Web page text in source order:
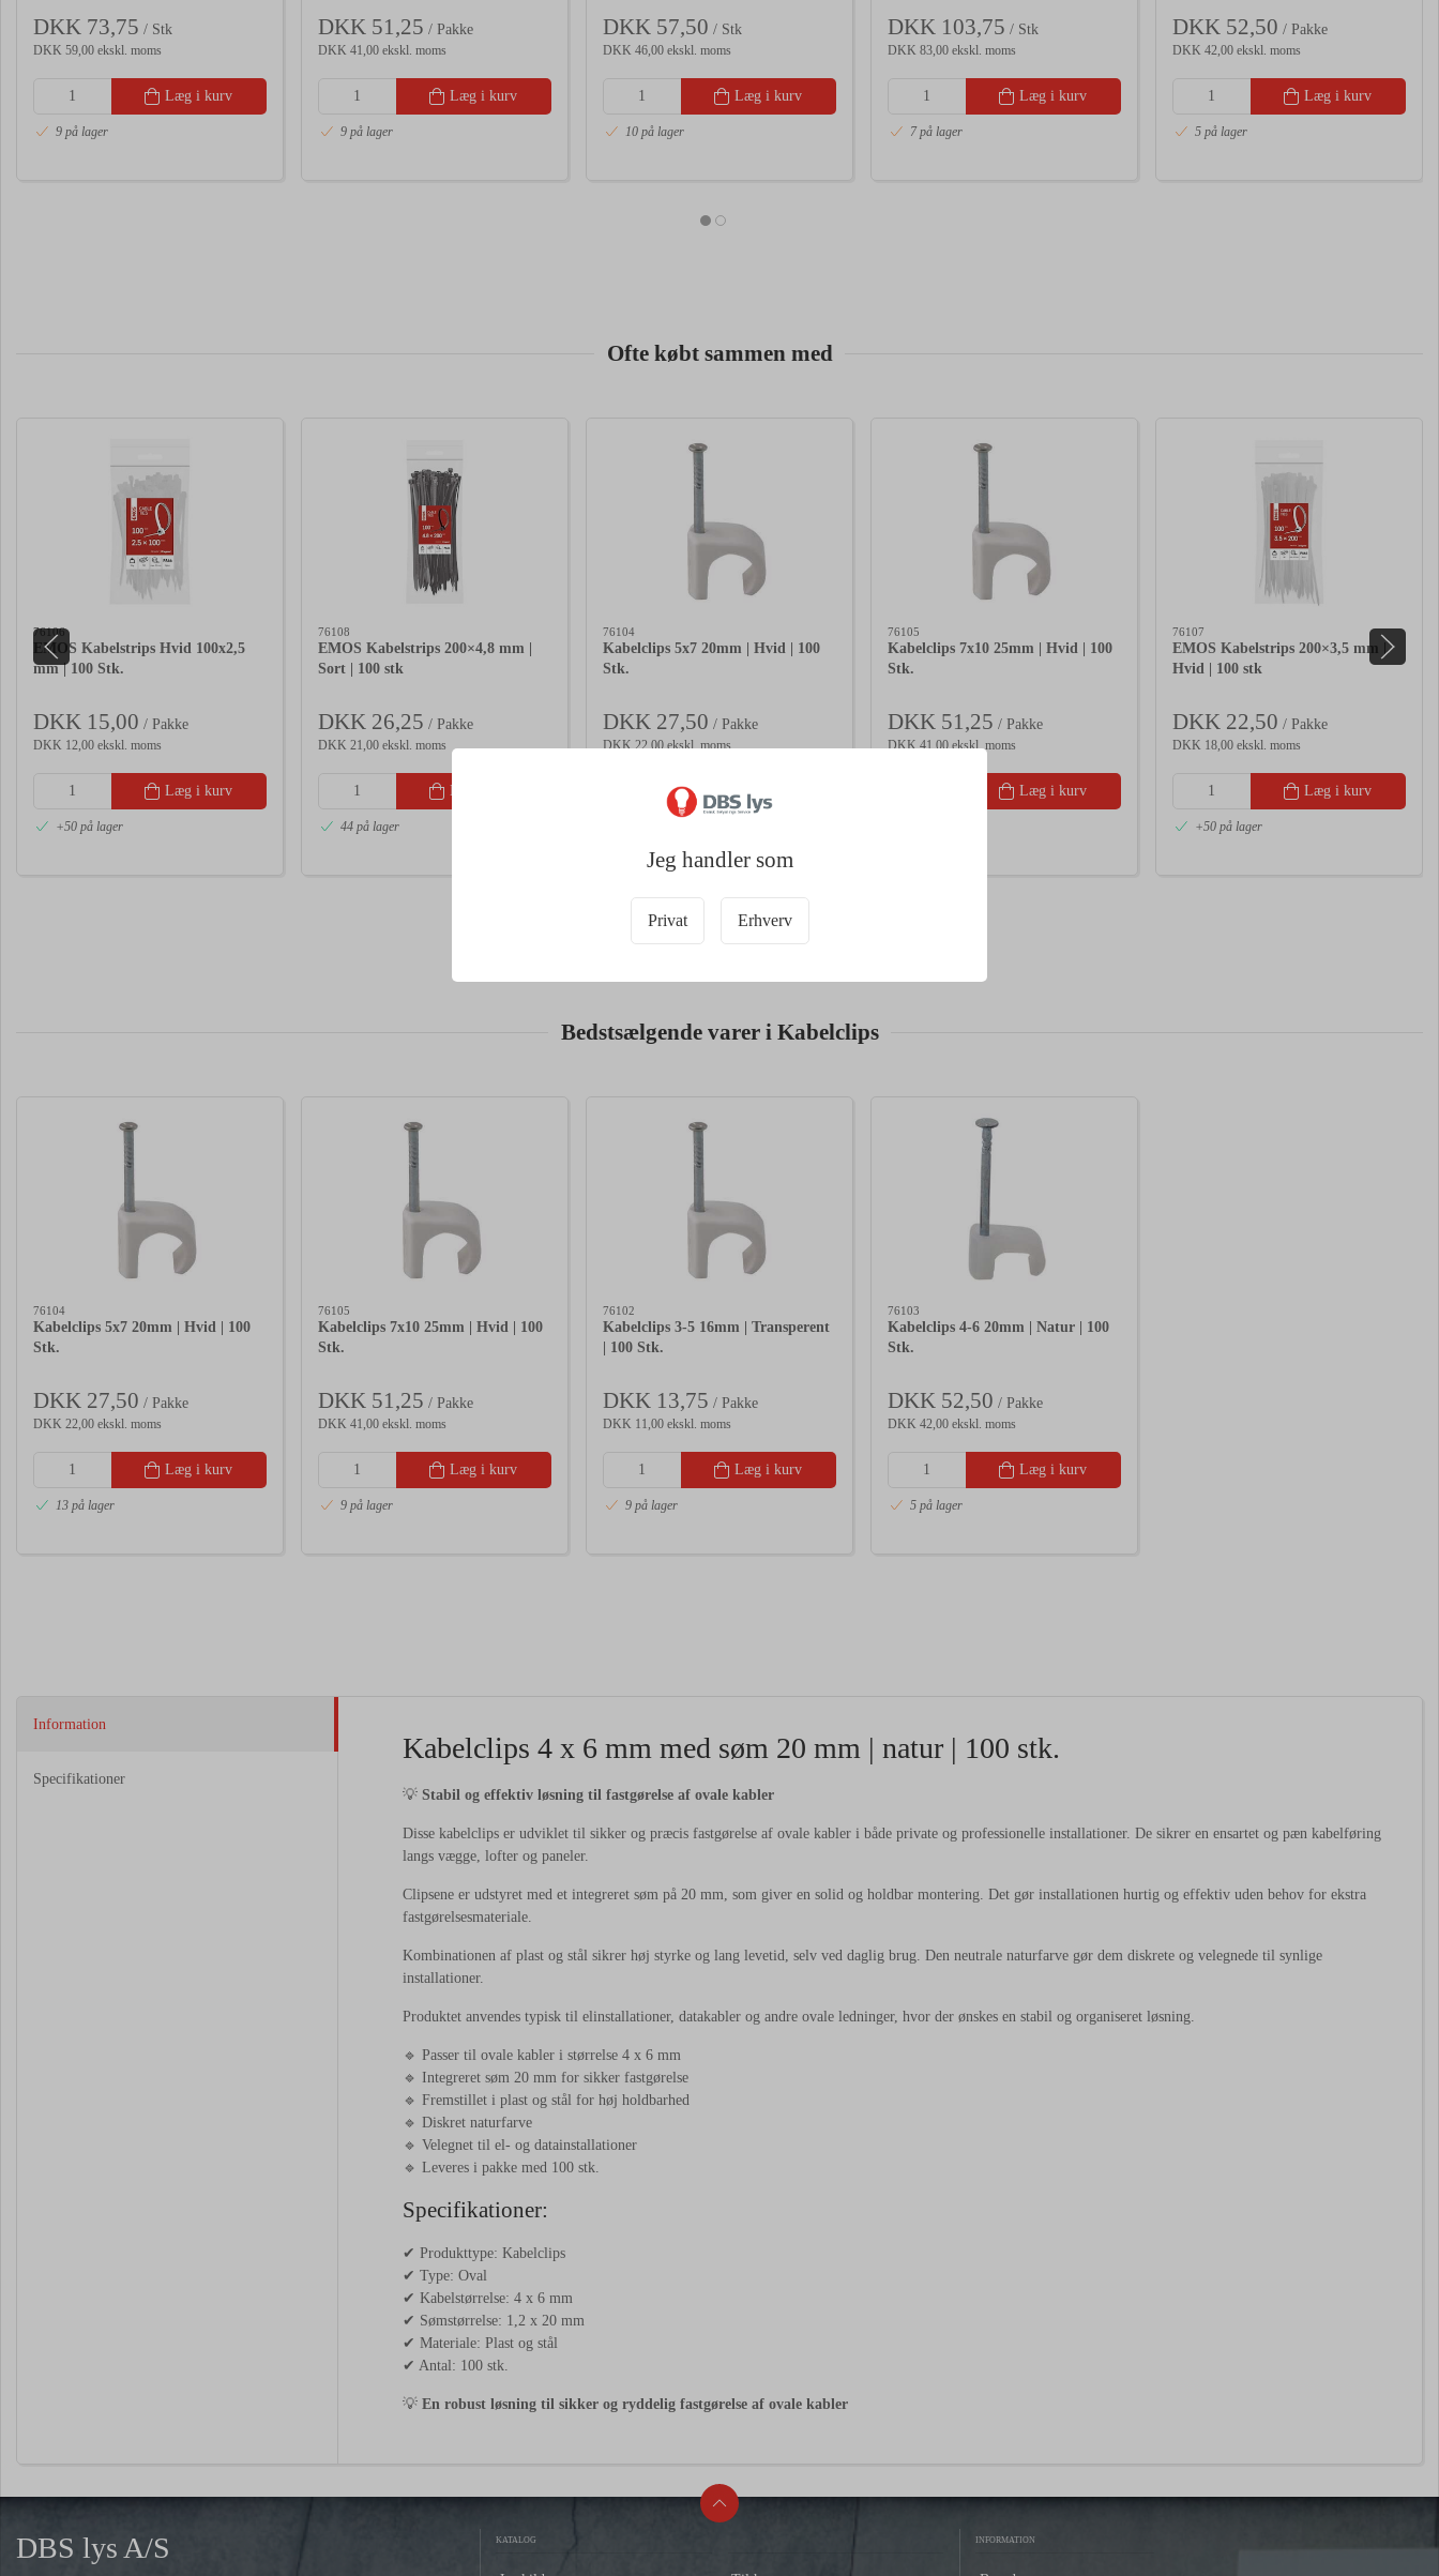
Jeg handler som
Privat Erhverv
DKK 73,75 / Stk
DKK 59,00 ekskl. moms
Læg i kurv
9 på lager
DKK 51,25 / Pakke
DKK 41,00 ekskl. moms
Læg i kurv
9 på lager
DKK 57,50 / Stk
DKK 46,00 ekskl. moms
Læg i kurv
10 på lager
DKK 103,75 / Stk
DKK 83,00 ekskl. moms
Læg i kurv
7 på lager
DKK 52,50 / Pakke
DKK 42,00 ekskl. moms
Læg i kurv
5 på lager
Ofte købt sammen med
76106
EMOS Kabelstrips Hvid 100x2,5
mm | 100 Stk.
DKK 15,00 / Pakke
DKK 12,00 ekskl. moms
Læg i kurv
+50 på lager
76108
EMOS Kabelstrips 200×4,8 mm |
Sort | 100 stk
DKK 26,25 / Pakke
DKK 21,00 ekskl. moms
Læg i kurv
44 på lager
76104
Kabelclips 5x7 20mm | Hvid | 100
Stk.
DKK 27,50 / Pakke
DKK 22,00 ekskl. moms
Læg i kurv
76105
Kabelclips 7x10 25mm | Hvid | 100
Stk.
DKK 51,25 / Pakke
DKK 41,00 ekskl. moms
Læg i kurv
76107
EMOS Kabelstrips 200×3,5 mm |
Hvid | 100 stk
DKK 22,50 / Pakke
DKK 18,00 ekskl. moms
Læg i kurv
+50 på lager
Bedstsælgende varer i Kabelclips
76104
Kabelclips 5x7 20mm | Hvid | 100
Stk.
DKK 27,50 / Pakke
DKK 22,00 ekskl. moms
Læg i kurv
13 på lager
76105
Kabelclips 7x10 25mm | Hvid | 100
Stk.
DKK 51,25 / Pakke
DKK 41,00 ekskl. moms
Læg i kurv
9 på lager
76102
Kabelclips 3-5 16mm | Transperent
| 100 Stk.
DKK 13,75 / Pakke
DKK 11,00 ekskl. moms
Læg i kurv
9 på lager
76103
Kabelclips 4-6 20mm | Natur | 100
Stk.
DKK 52,50 / Pakke
DKK 42,00 ekskl. moms
Læg i kurv
5 på lager
Information
Specifikationer
Kabelclips 4 x 6 mm med søm 20 mm | natur | 100 stk.
💡 Stabil og effektiv løsning til fastgørelse af ovale kabler
Disse kabelclips er udviklet til sikker og præcis fastgørelse af ovale kabler i både private og professionelle installationer. De sikrer en ensartet og pæn kabelføring
langs vægge, lofter og paneler.
Clipsene er udstyret med et integreret søm på 20 mm, som giver en solid og holdbar montering. Det gør installationen hurtig og effektiv uden behov for ekstra
fastgørelsesmateriale.
Kombinationen af plast og stål sikrer høj styrke og lang levetid, selv ved daglig brug. Den neutrale naturfarve gør dem diskrete og velegnede til synlige
installationer.
Produktet anvendes typisk til elinstallationer, datakabler og andre ovale ledninger, hvor der ønskes en stabil og organiseret løsning.
🔹 Passer til ovale kabler i størrelse 4 x 6 mm
🔹 Integreret søm 20 mm for sikker fastgørelse
🔹 Fremstillet i plast og stål for høj holdbarhed
🔹 Diskret naturfarve
🔹 Velegnet til el- og datainstallationer
🔹 Leveres i pakke med 100 stk.
Specifikationer:
✔ Produkttype: Kabelclips
✔ Type: Oval
✔ Kabelstørrelse: 4 x 6 mm
✔ Sømstørrelse: 1,2 x 20 mm
✔ Materiale: Plast og stål
✔ Antal: 100 stk.
💡 En robust løsning til sikker og ryddelig fastgørelse af ovale kabler
DBS lys A/S KATALOG INFORMATION